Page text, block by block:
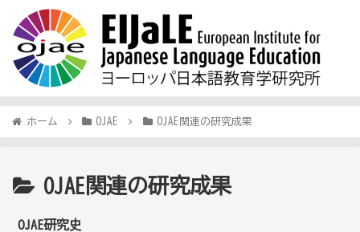
ホーム OJAE OJAE関連の研究成果
OJAE関連の研究成果
OJAE研究史